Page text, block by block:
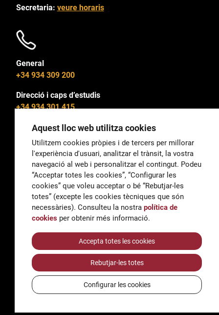
Secretaria: veure horaris
General
+34 934 309 200
Direcció i caps d’estudis
+34 934 301 415
General
correu@escoladeltreball.org
Informació
informacio@escoladeltreball.org
AccessibilitatAvís legal i Política de Privacitat
Política de cookies
Crèdits
Aquest lloc web utilitza cookies
Utilitzem cookies pròpies i de tercers per millorar
l'experiència d'usuari, analitzar el trànsit, la vostra
navegació al web i personalitzar el contingut. Podeu
“Acceptar totes les cookies”, “Configurar les
cookies” que voleu acceptar o bé “Rebutjar-les
totes” (excepte les cookies tècniques que són
necessàries). Consulteu la nostra política de
cookies per obtenir més informació.
Accepta totes les cookies
Rebutjar-les totes
Configurar les cookies